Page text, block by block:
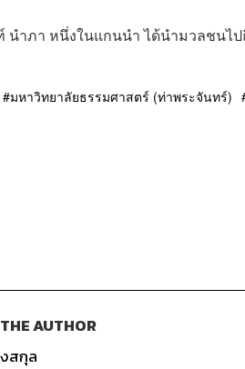
นำภา หนึ่งในแกนนำ ได้นำมวลชนไ
มหาวิทยาลัยธรรมศาสตร์ (ท่าพระจันทร์)
AUTHOR
สกุล